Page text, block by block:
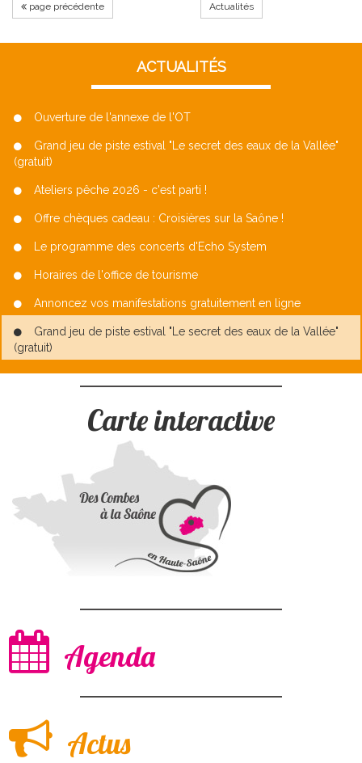
page précédente Actualités
ACTUALITÉS
Ouverture de l'annexe de l'OT
Grand jeu de piste estival "Le secret des eaux de la Vallée"
(gratuit)
Ateliers pêche 2026 - c'est parti !
Offre chèques cadeau : Croisières sur la Saône !
Le programme des concerts d'Echo System
Horaires de l'office de tourisme
Annoncez vos manifestations gratuitement en ligne
Grand jeu de piste estival "Le secret des eaux de la Vallée"
(gratuit)
Carte interactive
Agenda
Actus